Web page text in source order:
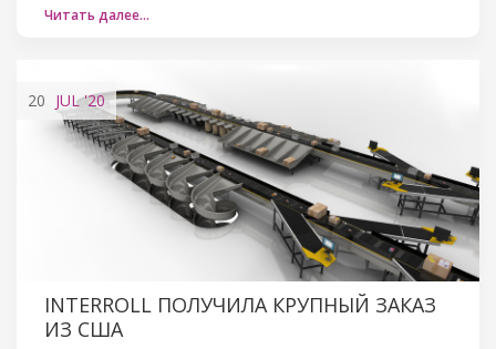
Читать далее…
20 JUL'20
INTERROLL ПОЛУЧИЛА КРУПНЫЙ ЗАКАЗ
ИЗ США